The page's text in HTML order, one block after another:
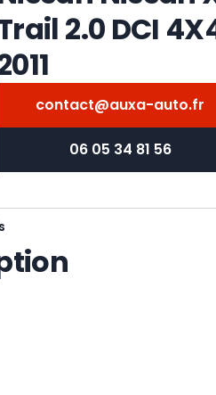
2011
16
000
km
16
9
2.0 DCI
contact@auxa-auto.fr
06 05 34 81 56